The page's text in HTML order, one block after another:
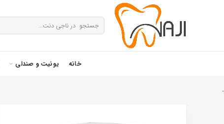
خانه یونیت و صندلی
.